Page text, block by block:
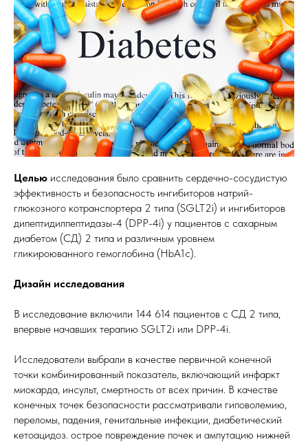
Целью исследования было сравнить сердечно-сосудистую
эффективность и безопасность ингибиторов натрий-
глюкозного котранспортера 2 типа (SGLT2i) и ингибиторов
дипептидилпептидазы-4 (DPP-4i) у пациентов с сахарным
диабетом (СД) 2 типа и различным уровнем
гликироюванного гемоглобина (HbA1c).
Дизайн исследования
В исследование включили 144 614 пациентов с СД 2 типа,
впервые начавших терапию SGLT2i или DPP-4i.
Исследователи выбрали в качестве первичной конечной
точки комбинированный показатель, включающий инфаркт
миокарда, инсульт, смертность от всех причин. В качестве
конечных точек безопасности рассматривали гиповолемию,
переломы, падения, генитальные инфекции, диабетический
кетоацидоз. острое повреждение почек и ампутацию нижней